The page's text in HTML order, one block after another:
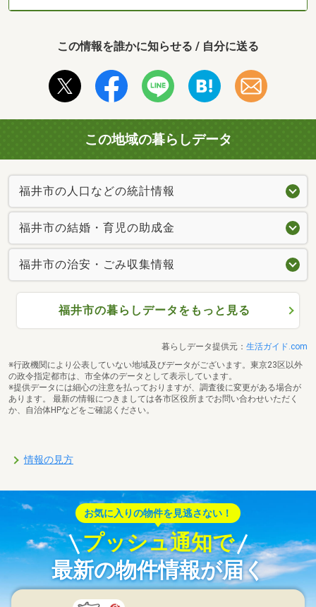
この情報を誰かに知らせる / 自分に送る
この地域の暮らしデータ
福井市の人口などの統計情報
福井市の結婚・育児の助成金
福井市の治安・ごみ収集情報
福井市の暮らしデータをもっと見る
暮らしデータ提供元： 生活ガイド.com
※行政機関により公表していない地域及びデータがございます。東京23区以外
の政令指定都市は、市全体のデータとして表示しています。
※提供データには細心の注意を払っておりますが、調査後に変更がある場合が
あります。 最新の情報につきましては各市区役所までお問い合わせいただく
か、自治体HPなどをご確認ください。
情報の見方
お気に入りの物件を見逃さない！
プッシュ通知で
最新の物件情報が届く